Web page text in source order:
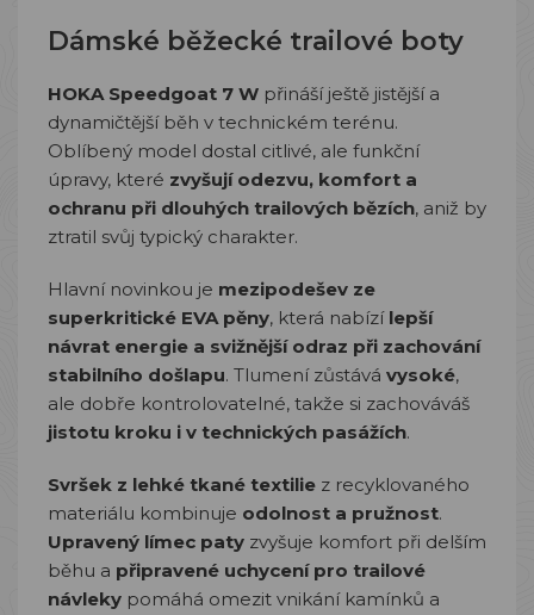
Dámské běžecké trailové boty
HOKA Speedgoat 7 W přináší ještě jistější a
dynamičtější běh v technickém terénu.
Oblíbený model dostal citlivé, ale funkční
úpravy, které zvyšují odezvu, komfort a
ochranu při dlouhých trailových bězích, aniž by
ztratil svůj typický charakter.
Hlavní novinkou je mezipodešev ze
superkritické EVA pěny, která nabízí lepší
návrat energie a svižnější odraz při zachování
stabilního došlapu. Tlumení zůstává vysoké,
ale dobře kontrolovatelné, takže si zachováváš
jistotu kroku i v technických pasážích.
Svršek z lehké tkané textilie z recyklovaného
materiálu kombinuje odolnost a pružnost.
Upravený límec paty zvyšuje komfort při delším
běhu a připravené uchycení pro trailové
návleky pomáhá omezit vnikání kamínků a